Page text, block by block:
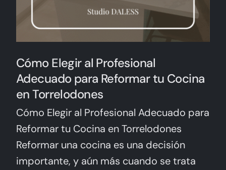
Cómo Elegir al Profesional
Adecuado para Reformar tu Cocina
en Torrelodones
Cómo Elegir al Profesional Adecuado para
Reformar tu Cocina en Torrelodones
Reformar una cocina es una decisión
importante, y aún más cuando se trata